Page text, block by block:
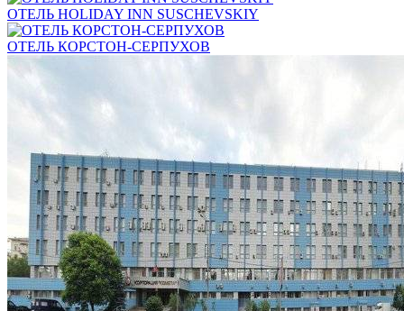
ОТЕЛЬ HOLIDAY INN SUSCHEVSKIY
ОТЕЛЬ КОРСТОН-СЕРПУХОВ